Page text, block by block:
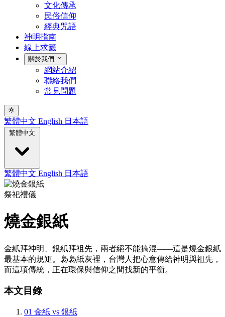
文化傳承
民俗信仰
經典咒語
神明指南
線上求籤
關於我們
網站介紹
聯絡我們
常見問題
繁體中文 English 日本語
繁體中文
繁體中文 English 日本語
祭祀禮儀
燒金銀紙
金紙拜神明、銀紙拜祖先，兩者絕不能搞混——這是燒金銀紙
最基本的規矩。裊裊紙灰裡，台灣人把心意傳給神明與祖先，
而這項傳統，正在環保與信仰之間找新的平衡。
本文目錄
01 金紙 vs 銀紙